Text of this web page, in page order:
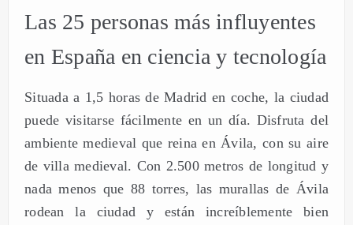
Las 25 personas más influyentes
en España en ciencia y tecnología
Situada a 1,5 horas de Madrid en coche, la ciudad
puede visitarse fácilmente en un día. Disfruta del
ambiente medieval que reina en Ávila, con su aire
de villa medieval. Con 2.500 metros de longitud y
nada menos que 88 torres, las murallas de Ávila
rodean la ciudad y están increíblemente bien